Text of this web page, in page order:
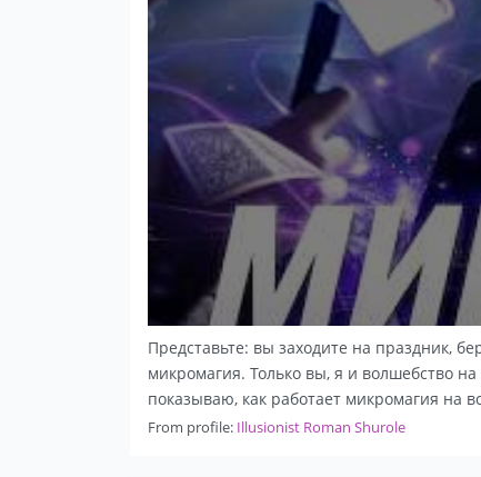
Представьте: вы заходите на праздник,
микромагия. Только вы, я и волшебство
показываю, как работает микромагия на
From profile: Illusionist Roman Shurole